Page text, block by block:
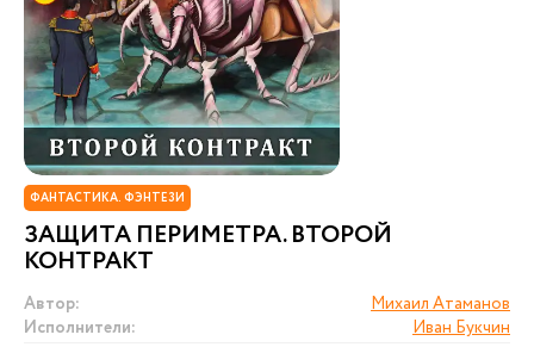
ФАНТАСТИКА. ФЭНТЕЗИ
ЗАЩИТА ПЕРИМЕТРА. ВТОРОЙ
КОНТРАКТ
Автор:
Михаил Атаманов
Исполнители:
Иван Букчин